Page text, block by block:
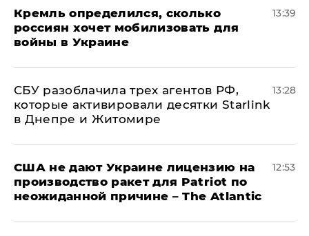
Кремль определился, сколько
россиян хочет мобилизовать для
войны в Украине
13:39
СБУ разоблачила трех агентов РФ,
которые активировали десятки Starlink
в Днепре и Житомире
13:28
США не дают Украине лицензию на
производство ракет для Patriot по
неожиданной причине – The Atlantic
12:53